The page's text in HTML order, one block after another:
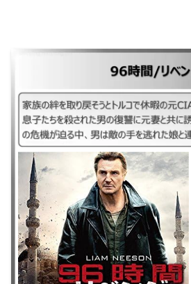
｜96時間/リベンジ ｜2012年 ｜87分 ｜家族の
休暇の元CIA工作員。2年前の事件で息子たちを
共に誘拐されて。重傷の妻に命の危機が迫る
連携し窮地脱出を試みる。